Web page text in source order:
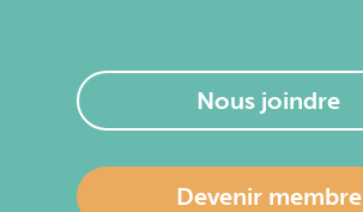
Nous joindre
Devenir membre